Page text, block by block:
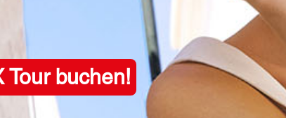
buchen!